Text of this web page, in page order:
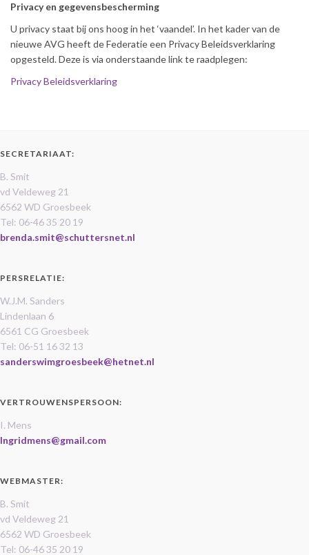
Privacy en gegevensbescherming
U privacy staat bij ons hoog in het ‘vaandel’. In het kader van de
nieuwe AVG heeft de Federatie een Privacy Beleidsverklaring
opgesteld. Deze is via onderstaande link te raadplegen:
Privacy Beleidsverklaring
SECRETARIAAT:
B. Smit
vd Veldeweg 21
6562 WD Groesbeek
Tel: 06-46 35 20 19
brenda.smit@schuttersnet.nl
PERSRELATIE:
W.J.M. Sanders
Lindenlaan 6
6561 CG Groesbeek
Tel: 06-51 16 32 13
sanderswimgroesbeek@hetnet.nl
VERTROUWENSPERSOON:
I. Mens
Ingridmens@gmail.com
WEBMASTER:
B. Smit
vd Veldeweg 21
6562 WD Groesbeek
Tel: 06-46 35 20 19